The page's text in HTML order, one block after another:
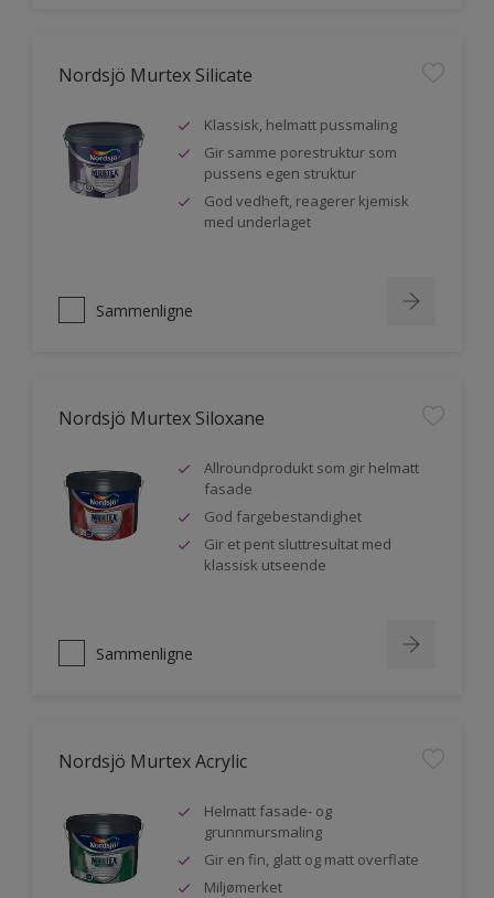
Nordsjö Murtex Silicate
Klassisk, helmatt pussmaling
Gir samme porestruktur som
pussens egen struktur
God vedheft, reagerer kjemisk
med underlaget
Sammenligne
Nordsjö Murtex Siloxane
Allroundprodukt som gir helmatt
fasade
God fargebestandighet
Gir et pent sluttresultat med
klassisk utseende
Sammenligne
Nordsjö Murtex Acrylic
Helmatt fasade- og
grunnmursmaling
Gir en fin, glatt og matt overflate
Miljømerket